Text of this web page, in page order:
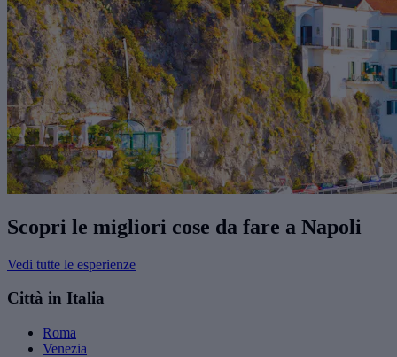
Scopri le migliori cose da fare a Napoli
Vedi tutte le esperienze
Città in Italia
Roma
Venezia